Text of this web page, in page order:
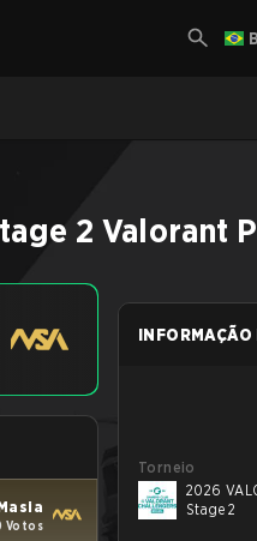
2 Valorant
Votos
INFORMAÇÃO
Torneio
2026
Stage 2